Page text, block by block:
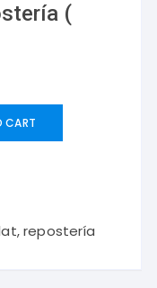
(
CART
,repostería